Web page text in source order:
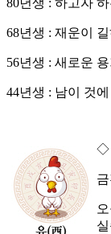
80년생 : 하고자
68년생 : 재운이
56년생 : 새로운
44년생 : 남이 것
◇